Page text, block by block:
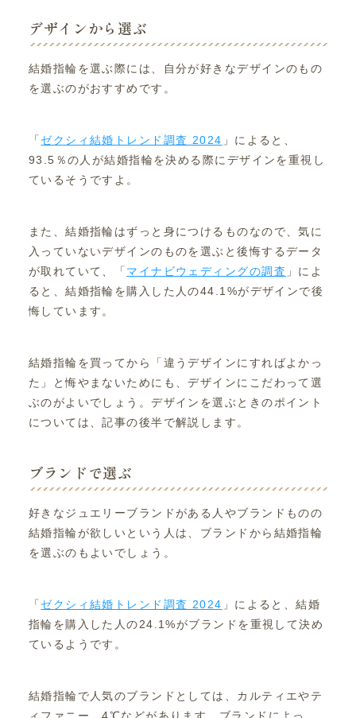
デザインから選ぶ
結婚指輪を選ぶ際には、自分が好きなデザインのもの
を選ぶのがおすすめです。
「ゼクシィ結婚トレンド調査 2024 」によると、
93.5％の人が結婚指輪を決める際にデザインを重視し
ているそうですよ。
また、結婚指輪はずっと身につけるものなので、気に
入っていないデザインのものを選ぶと後悔するデータ
が取れていて、「マイナビウェディングの調査 」によ
ると、結婚指輪を購入した人の44.1%がデザインで後
悔しています。
結婚指輪を買ってから「違うデザインにすればよかっ
た」と悔やまないためにも、デザインにこだわって選
ぶのがよいでしょう。デザインを選ぶときのポイント
については、記事の後半で解説します。
ブランドで選ぶ
好きなジュエリーブランドがある人やブランドものの
結婚指輪が欲しいという人は、ブランドから結婚指輪
を選ぶのもよいでしょう。
「ゼクシィ結婚トレンド調査 2024 」によると、結婚
指輪を購入した人の24.1%がブランドを重視して決め
ているようです。
結婚指輪で人気のブランドとしては、カルティエやテ
ィファニー、4℃などがあります。ブランドによっ